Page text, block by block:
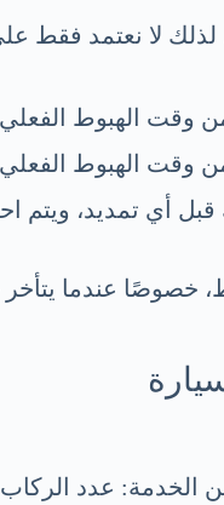
لذلك لا نعتمد فقط
وقت الهبوط الفعلي
وقت الهبوط الفعلي
قبل أي تمديد،
خصوصًا عندما
الخدمة: عدد